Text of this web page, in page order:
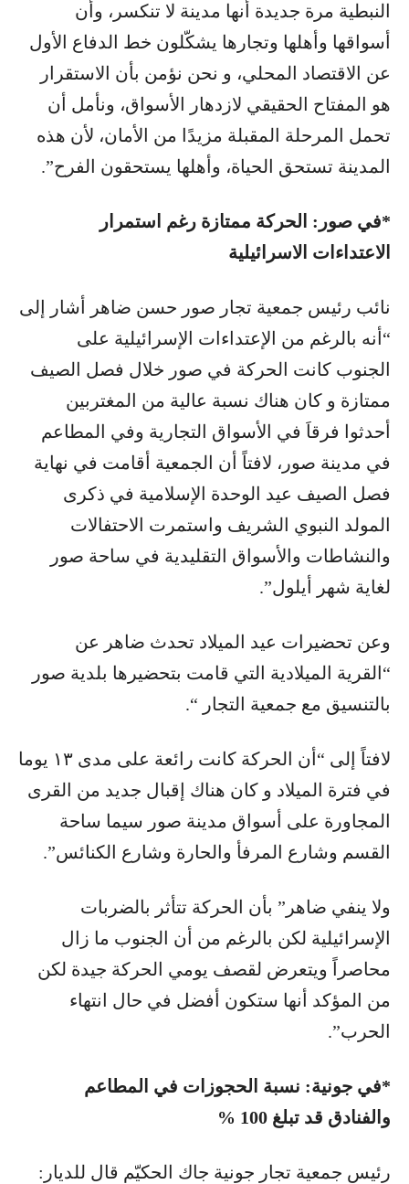
النبطية مرة جديدة أنها مدينة لا تنكسر، وأن
أسواقها وأهلها وتجارها يشكّلون خط الدفاع الأول
عن الاقتصاد المحلي، و نحن نؤمن بأن الاستقرار
هو المفتاح الحقيقي لازدهار الأسواق، ونأمل أن
تحمل المرحلة المقبلة مزيدًا من الأمان، لأن هذه
المدينة تستحق الحياة، وأهلها يستحقون الفرح”.
*في صور: الحركة ممتازة رغم استمرار
الاعتداءات الاسرائيلية
نائب رئيس جمعية تجار صور حسن ضاهر أشار إلى
“أنه بالرغم من الإعتداءات الإسرائيلية على
الجنوب كانت الحركة في صور خلال فصل الصيف
ممتازة و كان هناك نسبة عالية من المغتربين
أحدثوا فرقاَ في الأسواق التجارية وفي المطاعم
في مدينة صور، لافتاً أن الجمعية أقامت في نهاية
فصل الصيف عيد الوحدة الإسلامية في ذكرى
المولد النبوي الشريف واستمرت الاحتفالات
والنشاطات والأسواق التقليدية في ساحة صور
لغاية شهر أيلول”.
وعن تحضيرات عيد الميلاد تحدث ضاهر عن
“القرية الميلادية التي قامت بتحضيرها بلدية صور
بالتنسيق مع جمعية التجار “.
لافتاً إلى “أن الحركة كانت رائعة على مدى ١٣ يوما
في فترة الميلاد و كان هناك إقبال جديد من القرى
المجاورة على أسواق مدينة صور سيما ساحة
القسم وشارع المرفأ والحارة وشارع الكنائس”.
ولا ينفي ضاهر” بأن الحركة تتأثر بالضربات
الإسرائيلية لكن بالرغم من أن الجنوب ما زال
محاصراً ويتعرض لقصف يومي الحركة جيدة لكن
من المؤكد أنها ستكون أفضل في حال انتهاء
الحرب”.
*في جونية: نسبة الحجوزات في المطاعم
والفنادق قد تبلغ 100 %
رئيس جمعية تجار جونية جاك الحكيّم قال للديار: